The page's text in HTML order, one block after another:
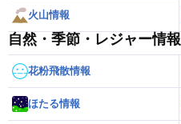
火山情報
自然・季節・レジャー情報
花粉飛散情報
ほたる情報